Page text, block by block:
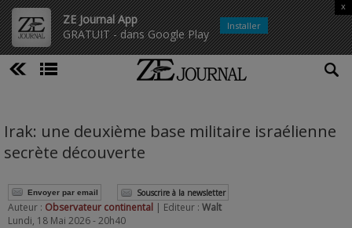
ZE Journal App
GRATUIT - dans Google Play
x
Installer
Irak: une deuxième base militaire israélienne
secrète découverte
Envoyer par email Souscrire à la newsletter
Auteur : Observateur continental | Editeur : Walt
Lundi, 18 Mai 2026 - 20h40